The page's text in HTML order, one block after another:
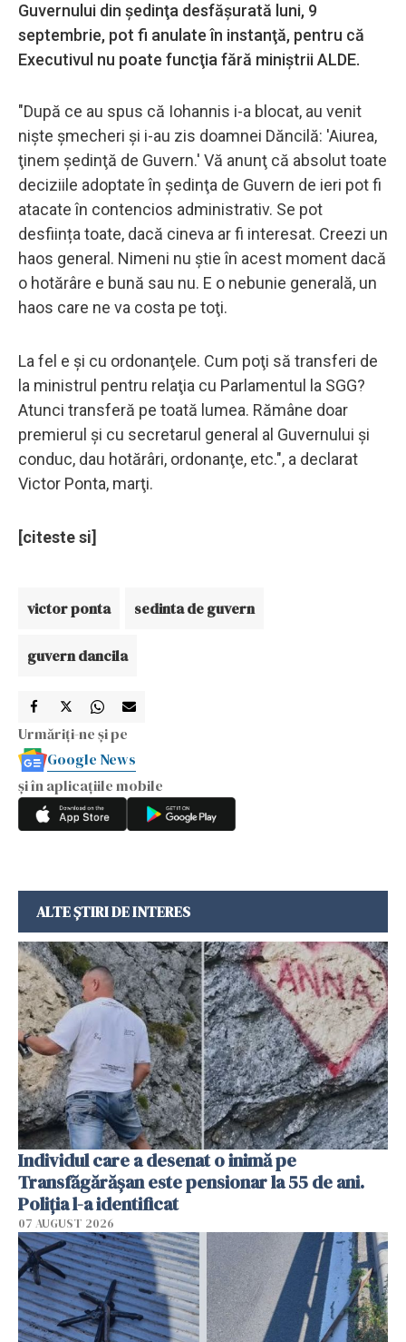
Guvernului din şedinţa desfășurată luni, 9
septembrie, pot fi anulate în instanţă, pentru că
Executivul nu poate funcţia fără miniştrii ALDE.
"După ce au spus că Iohannis i-a blocat, au venit
nişte şmecheri şi i-au zis doamnei Dăncilă: 'Aiurea,
ţinem şedinţă de Guvern.' Vă anunţ că absolut toate
deciziile adoptate în şedinţa de Guvern de ieri pot fi
atacate în contencios administrativ. Se pot
desființa toate, dacă cineva ar fi interesat. Creezi un
haos general. Nimeni nu ştie în acest moment dacă
o hotărâre e bună sau nu. E o nebunie generală, un
haos care ne va costa pe toţi.
La fel e și cu ordonanţele. Cum poţi să transferi de
la ministrul pentru relaţia cu Parlamentul la SGG?
Atunci transferă pe toată lumea. Rămâne doar
premierul şi cu secretarul general al Guvernului şi
conduc, dau hotărâri, ordonanţe, etc.", a declarat
Victor Ponta, marţi.
[citeste si]
victor ponta sedinta de guvern
guvern dancila
Urmăriți-ne și pe
Google News
și în aplicațiile mobile
ALTE ȘTIRI DE INTERES
Individul care a desenat o inimă pe
Transfăgărășan este pensionar la 55 de ani.
Poliția l-a identificat
07 AUGUST 2026